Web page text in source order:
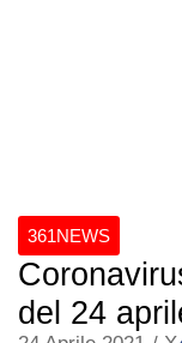
361NEWS
del 24